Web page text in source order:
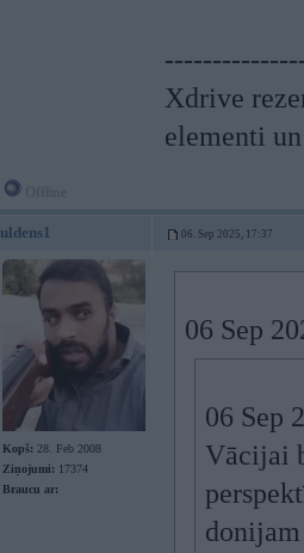
Xdrive
elementi
uldens1 06. Sep 2025, 17:37
Kopš: 28. Feb 2008
Ziņojumi: 17374
Braucu ar:
06 Sep
06 Sep
Vācijai